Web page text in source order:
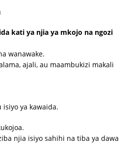
kati ya njia ya mkojo na ngozi
wanawake.
ajali, au maambukizi makali
isiyo ya kawaida.
njia isiyo sahihi na tiba ya dawa